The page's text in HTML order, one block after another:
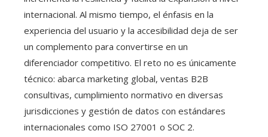
internacional. Al mismo tiempo, el énfasis en la
experiencia del usuario y la accesibilidad deja de ser
un complemento para convertirse en un
diferenciador competitivo. El reto no es únicamente
técnico: abarca marketing global, ventas B2B
consultivas, cumplimiento normativo en diversas
jurisdicciones y gestión de datos con estándares
internacionales como ISO 27001 o SOC 2.